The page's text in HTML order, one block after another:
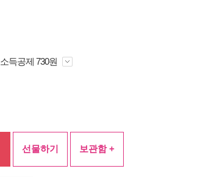
소득공제 730원
선물하기 보관함 +